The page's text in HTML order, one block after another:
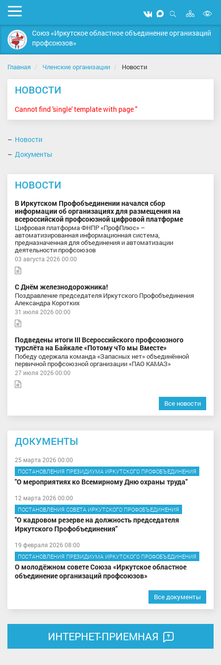
Мобильное
меню
Мы
вконтакте
Мы
в
MAX
Открыть
поиск
Карта
сайта
Союз «Иркутское областное объединение организаций
профсоюзов»
Главная Членские организации Новости
НОВОСТИ
Cannot find 'single' template with page ''
Новости
Документы
НОВОСТИ
В Иркутском Профобъединении начался сбор
информации об организациях для размещения на
всероссийской профсоюзной цифровой платформе
Цифровая платформа ФНПР «ПрофПлюс» –
автоматизированная информационная система,
предназначенная для объединения и автоматизации
деятельности профсоюзов
03 августа 2026 00:00
С Днём железнодорожника!
Поздравление председателя Иркутского Профобъединения
Александра Коротких
31 июля 2026 00:00
Подведены итоги III Всероссийского профсоюзного
турслёта на Байкале «Потому чТо мы Вместе»
Победу одержала команда «Запасных нет» объединённой
первичной профсоюзной организации «ПАО КАМАЗ»
27 июля 2026 00:00
Все новости
ДОКУМЕНТЫ
25 марта 2026 00:00
ПОСТАНОВЛЕНИЯ ПРЕЗИДИУМА ИРКУТСКОГО ПРОФОБЪЕДИНЕНИЯ
"О мероприятиях ко Всемирному Дню охраны труда"
12 марта 2026 00:00
ПОСТАНОВЛЕНИЯ СОВЕТА ИРКУТСКОГО ПРОФОБЪЕДИНЕНИЯ
"О кадровом резерве на должность председателя
Иркутского Профобъединения"
19 февраля 2026 08:00
ПОСТАНОВЛЕНИЯ ПРЕЗИДИУМА ИРКУТСКОГО ПРОФОБЪЕДИНЕНИЯ
О молодёжном совете Союза «Иркутское областное
объединение организаций профсоюзов»
Все документы
ИНТЕРНЕТ-ПРИЕМНАЯ